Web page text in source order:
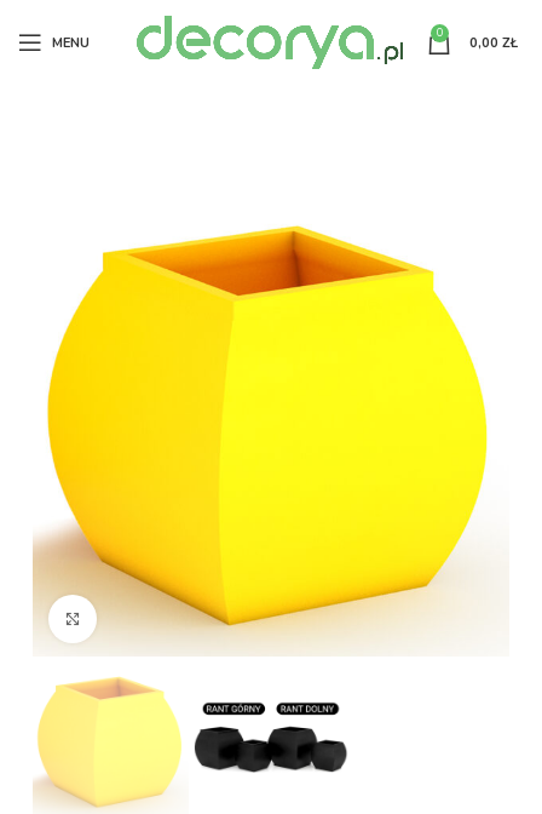
MENU
0
0,00 ZŁ
Kliknij aby powiększyć